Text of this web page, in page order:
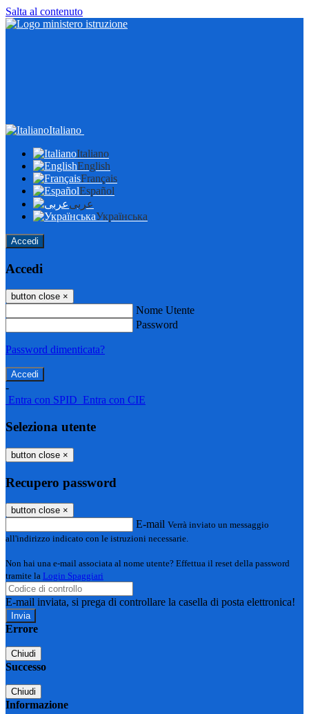
Salta al contenuto
Italiano
Italiano
English
Français
Español
عربى
Українська
Accedi
Accedi
button close ×
Nome Utente
Password
Password dimenticata?
-
Entra con SPID Entra con CIE
Seleziona utente
button close ×
Recupero password
button close ×
E-mail Verrà inviato un messaggio
all'indirizzo indicato con le istruzioni necessarie.
Non hai una e-mail associata al nome utente? Effettua il reset della password
tramite la Login Spaggiari
E-mail inviata, si prega di controllare la casella di posta elettronica!
Errore
Chiudi
Successo
Chiudi
Informazione